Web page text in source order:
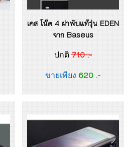
เคส โน๊ต 4 ฝาพับแท้รุ่น EDEN
จาก Baseus
ปกติ710 .-
ขายเพียง 620 .-